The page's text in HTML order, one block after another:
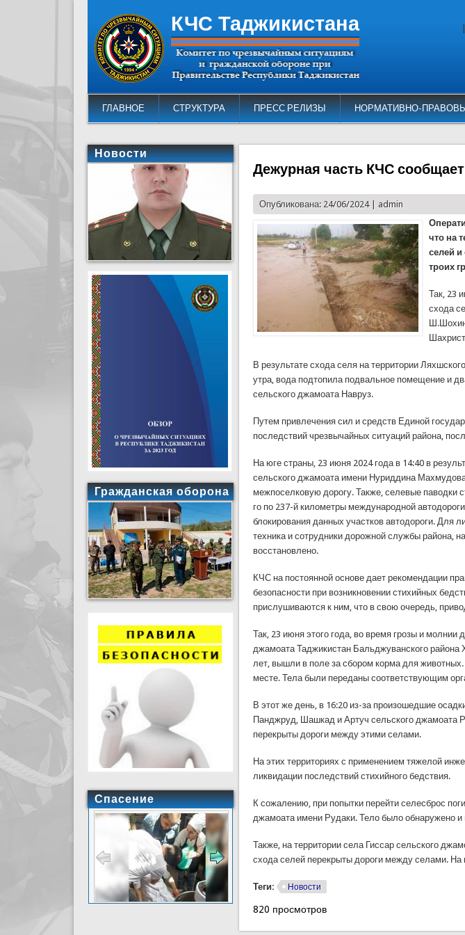
КЧС Таджикистана
ГЛАВНОЕ СТРУКТУРА ПРЕСС РЕЛИЗЫ НОРМАТИВНО-
Дежурная часть КЧС
Опубликована: 24/06/2024 | admin
что на
селей
троих
Так, 23
схода
Ш.Шохин
В результате схода селя на территории
утра, вода подтопила подвальное помещение и
сельского джамоата Навруз.
Путем привлечения сил и средств Единой
последствий чрезвычайных ситуаций района,
На юге страны, 23 июня 2024 года в 14:40 в
сельского джамоата имени Нуриддина
межпоселковую дорогу. Также, селевые паводки
го по 237-й километры международной
блокирования данных участков автодороги. Для
техника и сотрудники дорожной службы района,
восстановлено.
КЧС на постоянной основе дает рекомендации
безопасности при возникновении стихийных
прислушиваются к ним, что в свою очередь,
Так, 23 июня этого года, во время грозы и
джамоата Таджикистан Бальджуванского района
лет, вышли в поле за сбором корма для
месте. Тела были переданы соответствующим
В этот же день, в 16:20 из-за произошедшие
Панджруд, Шашкад и Артуч сельского джамоата
перекрыты дороги между этими селами.
На этих территориях с применением тяжелой
ликвидации последствий стихийного бедствия.
К сожалению, при попытки перейти селесброс
джамоата имени Рудаки. Тело было обнаружено
Также, на территории села Гиссар сельского
схода селей перекрыты дороги между селами.
Теги: Новости
820 просмотров
Новости
Гражданская оборона
Спасение